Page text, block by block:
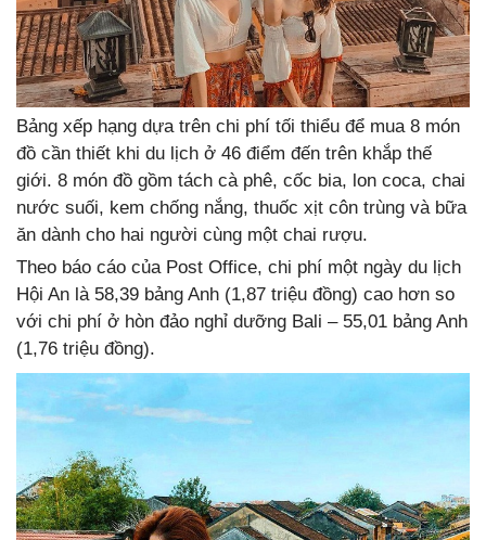
Bảng xếp hạng dựa trên chi phí tối thiểu để mua 8 món
đồ cần thiết khi du lịch ở 46 điểm đến trên khắp thế
giới. 8 món đồ gồm tách cà phê, cốc bia, lon coca, chai
nước suối, kem chống nắng, thuốc xịt côn trùng và bữa
ăn dành cho hai người cùng một chai rượu.
Theo báo cáo của Post Office, chi phí một ngày du lịch
Hội An là 58,39 bảng Anh (1,87 triệu đồng) cao hơn so
với chi phí ở hòn đảo nghỉ dưỡng Bali – 55,01 bảng Anh
(1,76 triệu đồng).